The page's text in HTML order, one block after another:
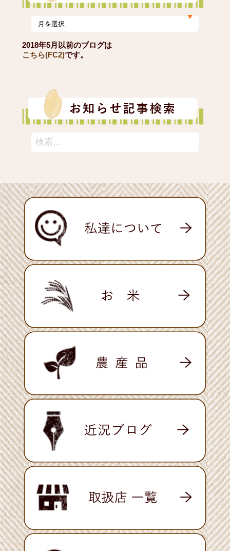
2018年5月以前のブログは
こちら(FC2)です。